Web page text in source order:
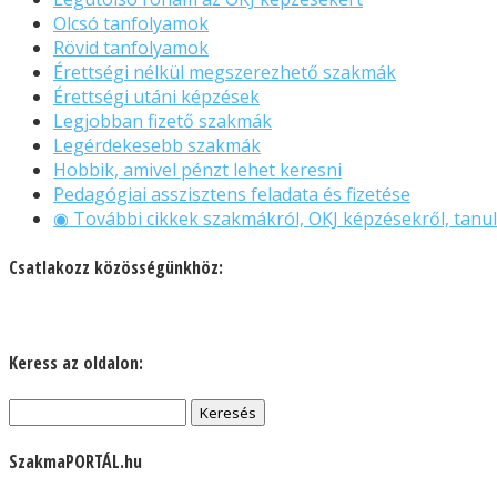
Olcsó tanfolyamok
Rövid tanfolyamok
Érettségi nélkül megszerezhető szakmák
Érettségi utáni képzések
Legjobban fizető szakmák
Legérdekesebb szakmák
Hobbik, amivel pénzt lehet keresni
Pedagógiai asszisztens feladata és fizetése
◉ További cikkek szakmákról, OKJ képzésekről,
Csatlakozz közösségünkhöz:
Keress az oldalon:
SzakmaPORTÁL.hu